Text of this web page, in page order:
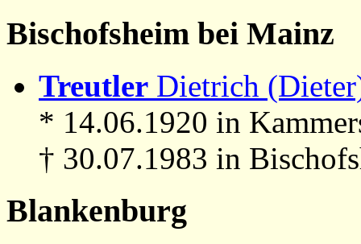
Bischofsheim bei Mainz
Treutler Dietrich
* 14.06.1920 in
† 30.07.1983 in
Blankenburg